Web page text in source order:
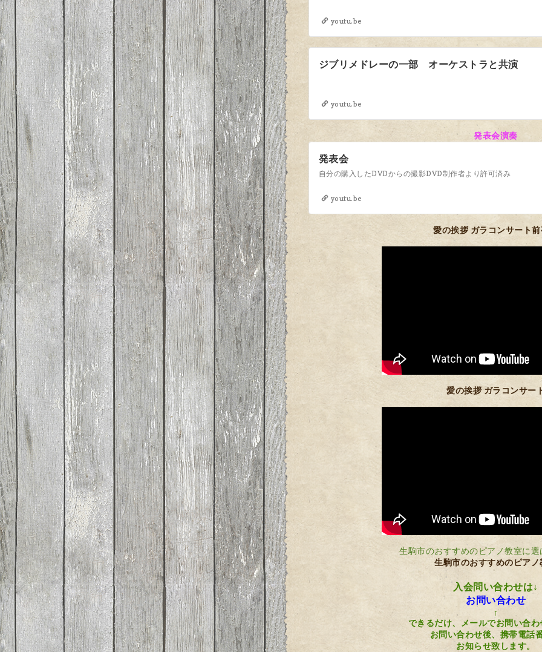
youtu.be
ジブリメドレーの一部 オーケストラと共演
youtu.be
発表会演奏
発表会
自分の購入したDVDからの撮影DVD制作者より許可済み
youtu.be
愛の挨拶 ガラコンサート
愛の挨拶 ガラコンサー
生駒市のおすすめのピアノ教室に
生駒市のおすすめのピアノ
入会問い合わせは↓
お問い合わせ
↑
できるだけ、メールでお問い合
お問い合わせ後、携帯電話
お知らせ致します。